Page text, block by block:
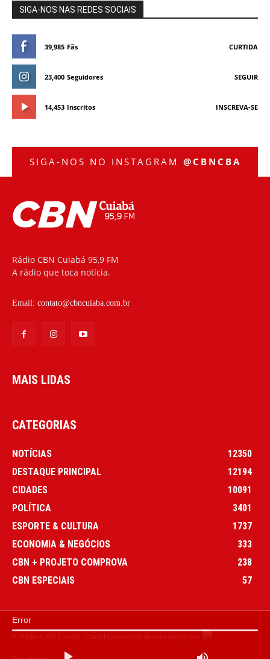
SIGA-NOS NAS REDES SOCIAIS
39,985 Fãs CURTIDA
23,400 Seguidores SEGUIR
14,453 Inscritos INSCREVA-SE
Error
SIGA-NOS NO INSTAGRAM @CBNCBA
Rádio CBN Cuiabá 95,9 FM
A rádio que toca notícia.
Email: contato@cbncuiaba.com.br
MAIS LIDAS
CATEGORIAS
NOTÍCIAS
12350
DESTAQUE PRINCIPAL
12194
CIDADES
10091
POLÍTICA
3401
ESPORTE & CULTURA
1737
ECONOMIA & NEGÓCIOS
333
CBN + PROJETO COMPROVA
238
CBN ESPECIAIS
57
© Rádio CBN Cuiabá - carinhosamente desenvolvido por